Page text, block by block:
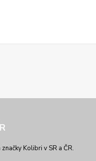
Kolibri v SR a ČR.